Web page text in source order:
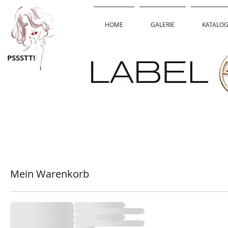
HOME GALERIE KATALOG
PSSSTT!
Mein Warenkorb